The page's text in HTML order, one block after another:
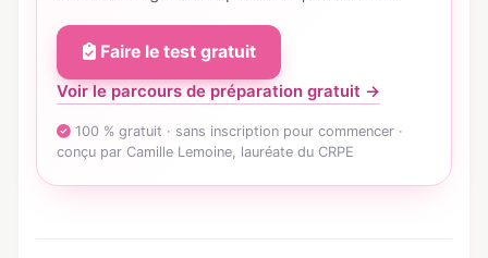
Faire le test gratuit
Voir le parcours de préparation gratuit →
100 % gratuit · sans inscription pour commencer ·
conçu par Camille Lemoine, lauréate du CRPE